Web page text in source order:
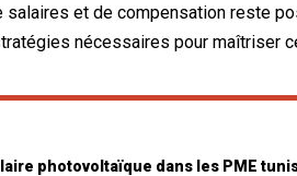
et de compensation reste
nécessaires pour maîtriser
photovoltaïque dans les PME